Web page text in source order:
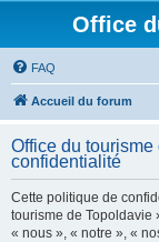
Office
FAQ
Accueil du forum
Office du
confidentialité
Cette politique de
tourisme de Topoldavie
« nous », « notre », «